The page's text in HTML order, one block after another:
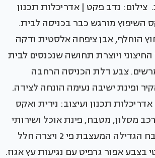
נדב פקט | אדריכלות תכנון
השיפוץ מורגש כבר בכניסה לבית.
הוחלף, אבן ציפחה אלסטית ודקה
ויוצרת תחושה שנכנסים לבית
צבע דלת הכניסה הרחבה
ופינת ישיבה נעימה הונחה לצידה.
תכנון ועיצוב: נירית ואקס
מסלון, מטבח, פינת אוכל ושירותי
אורחים. את המטבח הגדילה המעצבת פי 2 ויצרה חלל
בצבע אפור גרפיט עם נגיעות עץ אגוז.